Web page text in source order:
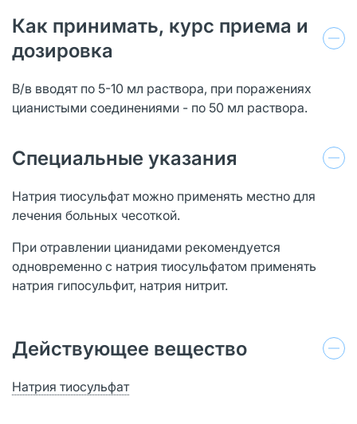
Как принимать, курс приема и
дозировка
В/в вводят по 5-10 мл раствора, при поражениях
цианистыми соединениями - по 50 мл раствора.
Специальные указания
Натрия тиосульфат можно применять местно для
лечения больных чесоткой.
При отравлении цианидами рекомендуется
одновременно с натрия тиосульфатом применять
натрия гипосульфит, натрия нитрит.
Действующее вещество
Натрия тиосульфат